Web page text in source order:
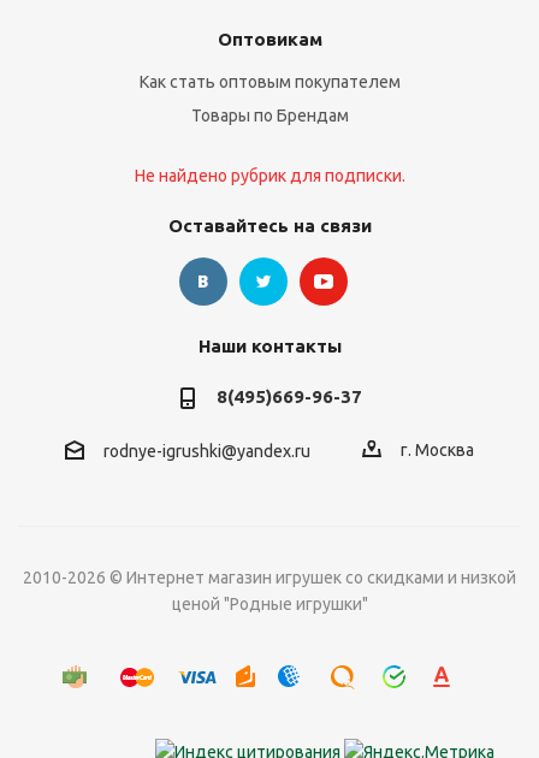
Оптовикам
Как стать оптовым покупателем
Товары по Брендам
Не найдено рубрик для подписки.
Оставайтесь на связи
Наши контакты
8(495)669-96-37
rodnye-igrushki@yandex.ru г. Москва
2010-2026 © Интернет магазин игрушек со скидками и низкой
ценой "Родные игрушки"